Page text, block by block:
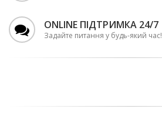
ONLINE ПІДТРИМКА 24/7
Задайте питання у будь-який час!